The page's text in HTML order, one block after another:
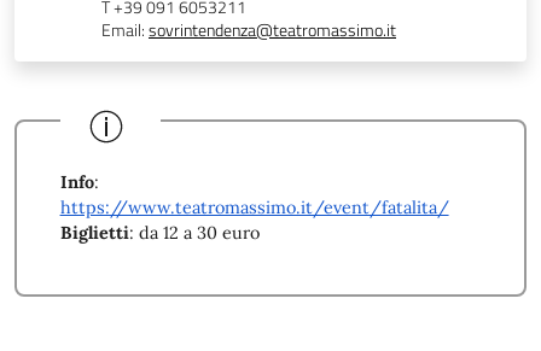
T +39 091 6053211
Email:sovrintendenza@teatromassimo.it
Info:
https://www.teatromassimo.it/event/fatalita/
Biglietti: da 12 a 30 euro